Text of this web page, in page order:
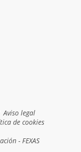
Aviso legal
de cookies
- FEXAS